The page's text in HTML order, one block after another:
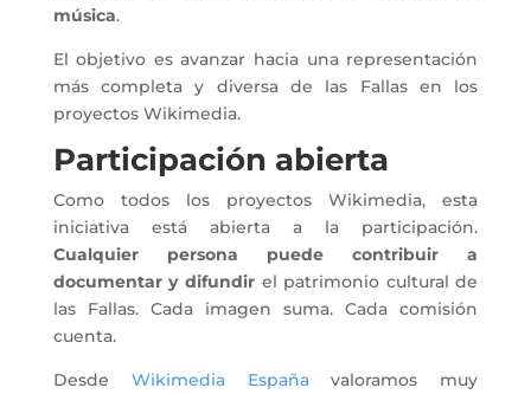
música.
El objetivo es avanzar hacia una representación
más completa y diversa de las Fallas en los
proyectos Wikimedia.
Participación abierta
Como todos los proyectos Wikimedia, esta
iniciativa está abierta a la participación.
Cualquier persona puede contribuir a
documentar y difundir el patrimonio cultural de
las Fallas. Cada imagen suma. Cada comisión
cuenta.
Desde Wikimedia Españavaloramos muy